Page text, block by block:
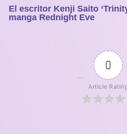
El escritor Kenji Saito
manga Rednight Eve
0
Article